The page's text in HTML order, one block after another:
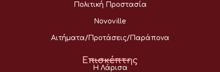
Πολιτική Προστασία
Novoville
Αιτήματα/Προτάσεις/Παράπονα
Επισκέπτης
Η Λάρισα